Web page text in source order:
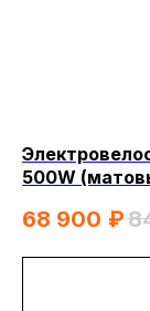
500W
68 900 ₽